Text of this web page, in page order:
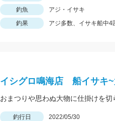
釣魚
アジ・イサキ
釣果
アジ多数、イサキ船中4
イシグロ鳴海店 船イサキ~
釣行日 2022/05/30